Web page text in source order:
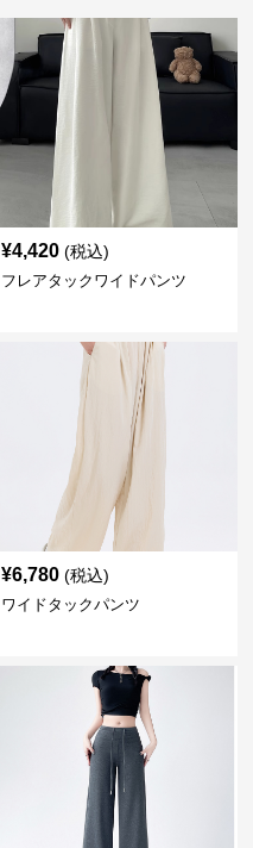
¥4,420 (税込)
フレアタックワイドパンツ
¥6,780 (税込)
ワイドタックパンツ